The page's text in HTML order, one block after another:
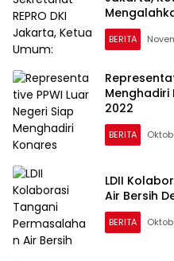
BERITA
Menghadiri
2022
BERITA
LDII
Air Bersih
BERITA